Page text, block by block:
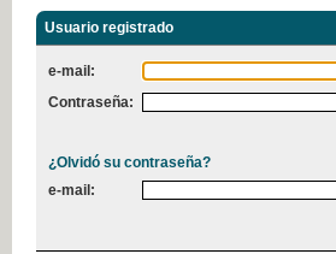
Usuario registrado
e-mail:
Contraseña:
¿Olvidó su contraseña?
e-mail: